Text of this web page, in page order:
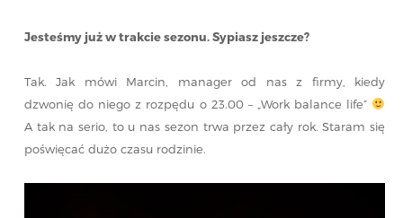
Jesteśmy już w trakcie sezonu. Sypiasz jeszcze?
Tak. Jak mówi Marcin, manager od nas z firmy, kiedy
dzwonię do niego z rozpędu o 23.00 – „Work balance life”
A tak na serio, to u nas sezon trwa przez cały rok. Staram się
poświęcać dużo czasu rodzinie.